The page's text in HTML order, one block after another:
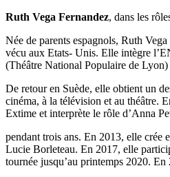
Ruth Vega Fernandez, dans les
Née de parents espagnols, Ruth
vécu aux Etats- Unis. Elle intègre
(Théâtre National Populaire de
De retour en Suède, elle obtient un
cinéma, à la télévision et au théâtre.
Extime et interprète le rôle d’Anna
pendant trois ans. En 2013, elle crée
Lucie Borleteau. En 2017, elle
tournée jusqu’au printemps 2020.